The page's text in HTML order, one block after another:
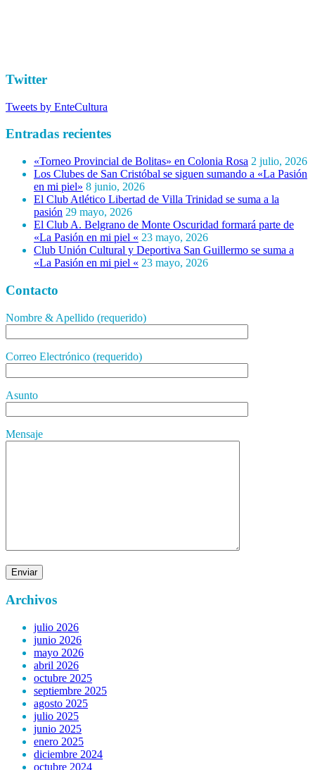
Twitter
Tweets by EnteCultura
Entradas recientes
«Torneo Provincial de Bolitas» en Colonia Rosa 2 julio, 2026
Los Clubes de San Cristóbal se siguen sumando a «La Pasión
en mi piel» 8 junio, 2026
El Club Atlético Libertad de Villa Trinidad se suma a la
pasión 29 mayo, 2026
El Club A. Belgrano de Monte Oscuridad formará parte de
«La Pasión en mi piel « 23 mayo, 2026
Club Unión Cultural y Deportiva San Guillermo se suma a
«La Pasión en mi piel « 23 mayo, 2026
Contacto
Nombre & Apellido (requerido)
Correo Electrónico (requerido)
Asunto
Mensaje
Archivos
julio 2026
junio 2026
mayo 2026
abril 2026
octubre 2025
septiembre 2025
agosto 2025
julio 2025
junio 2025
enero 2025
diciembre 2024
octubre 2024